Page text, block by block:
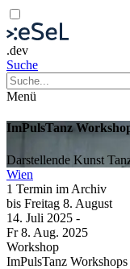
.dev
Suche
Menü
ImPulsTanz
Darstellende Kunst
Wien
1 Termin im Archiv
bis Freitag 8. August
14. Juli 2025 -
Fr8. Aug. 2025
Workshop
ImPulsTanz